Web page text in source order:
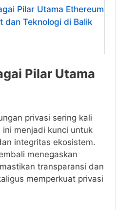
Pilar Utama Ethereum
dan Teknologi di Balik
Pilar Utama
privasi sering kali
menjadi kunci untuk
integritas ekosistem.
menegaskan
transparansi dan
memperkuat privasi